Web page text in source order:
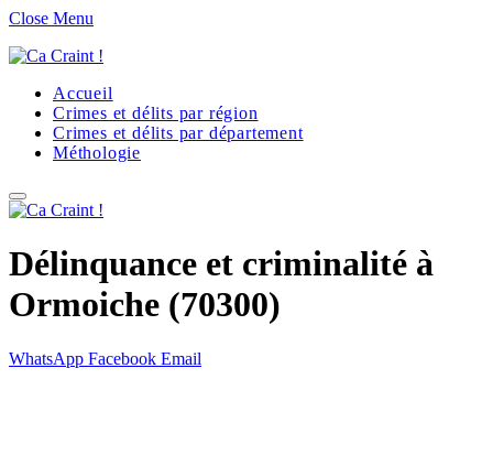
Close Menu
Accueil
Crimes et délits par région
Crimes et délits par département
Méthologie
Délinquance et criminalité à
Ormoiche (70300)
WhatsApp Facebook Email